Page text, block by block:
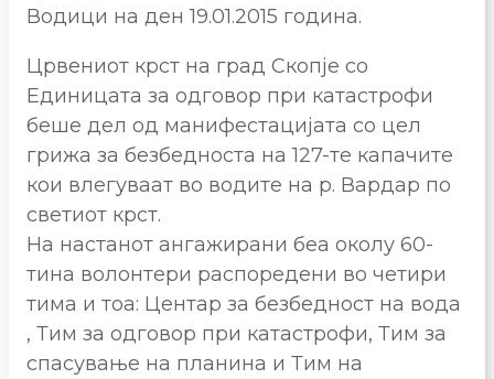
Водици на ден 19.01.2015 година.
Црвениот крст на град Скопје со
Единицата за одговор при катастрофи
беше дел од манифестацијата со цел
грижа за безбедноста на 127-те капачите
кои влегуваат во водите на р. Вардар по
светиот крст.
На настанот ангажирани беа околу 60-
тина волонтери распоредени во четири
тима и тоа: Центар за безбедност на вода
, Тим за одговор при катастрофи, Тим за
спасување на планина и Тим на